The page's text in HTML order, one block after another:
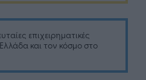
επιχειρηματικές
και τον κόσμο στο